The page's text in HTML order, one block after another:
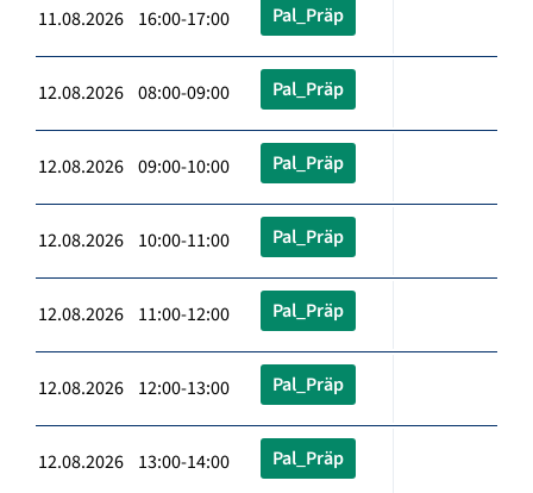
11.08.2026 16:00-17:00 Pal_Präp
12.08.2026 08:00-09:00 Pal_Präp
12.08.2026 09:00-10:00 Pal_Präp
12.08.2026 10:00-11:00 Pal_Präp
12.08.2026 11:00-12:00 Pal_Präp
12.08.2026 12:00-13:00 Pal_Präp
12.08.2026 13:00-14:00 Pal_Präp